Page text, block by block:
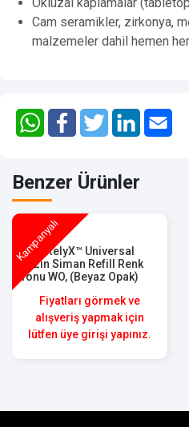
Cam seramikler, zirkonya,
malzemeler dahil hemen
Benzer Ürünler
Kampanyalı
3M™ RelyX™ Universal
Rezin Siman Refill Renk
Tonu WO, (Beyaz Opak)
Fiyatları görmek ve
alışveriş yapmak için
lütfen üye girişi yapınız.